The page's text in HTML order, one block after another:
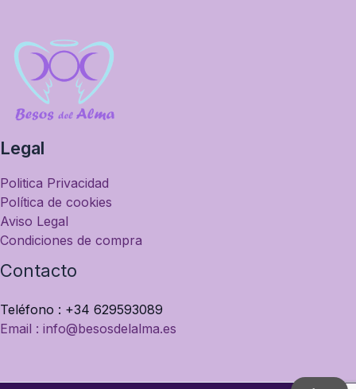
Legal
Politica Privacidad
Política de cookies
Aviso Legal
Condiciones de compra
Contacto
Teléfono : +34 629593089
Email : info@besosdelalma.es